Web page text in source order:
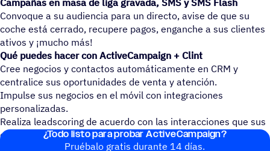
Convoque a su audiencia para un directo, avise de que su
coche está cerrado, recupere pagos, enganche a sus clientes
ativos y ¡mucho más!
Qué puedes hacer con ActiveCampaign + Clint
Cree negocios y contactos automáticamente en CRM y
centralice sus oportunidades de venta y atención.
Impulse sus negocios en el móvil con integraciones
personalizadas.
Realiza leadscoring de acuerdo con las interacciones que sus
contactos realizan en acciones de marketing.
¿Todo listo para probar ActiveCampaign?
Pruébalo gratis durante 14 días.